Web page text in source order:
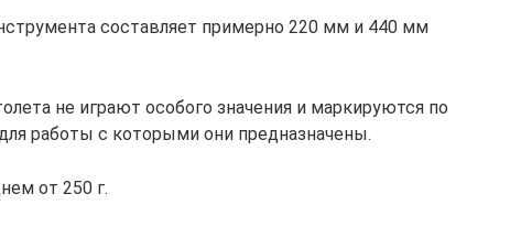
составляет примерно 220 мм и 440 мм
не играют особого значения и маркируются по
работы с которыми они предназначены.
от 250 г.